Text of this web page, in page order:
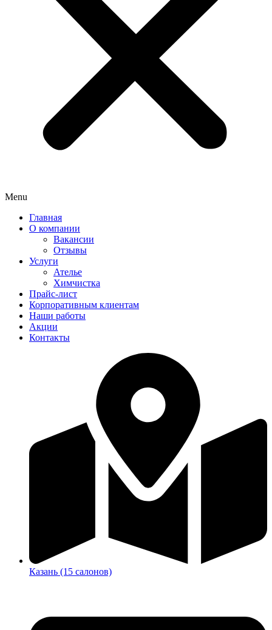
Menu
Главная
О компании
Вакансии
Отзывы
Услуги
Ателье
Химчистка
Прайс-лист
Корпоративным клиентам
Наши работы
Акции
Контакты
Казань (15 салонов)